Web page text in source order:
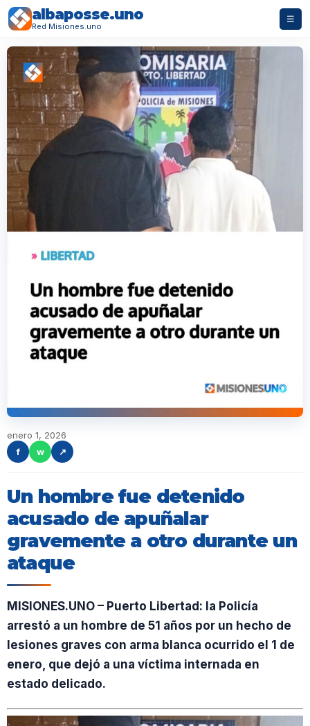
albaposse.uno
Red Misiones.uno
☰
enero 1, 2026
f
w ↗
Un hombre fue detenido
acusado de apuñalar
gravemente a otro durante un
ataque
MISIONES.UNO – Puerto Libertad: la Policía
arrestó a un hombre de 51 años por un hecho de
lesiones graves con arma blanca ocurrido el 1 de
enero, que dejó a una víctima internada en
estado delicado.